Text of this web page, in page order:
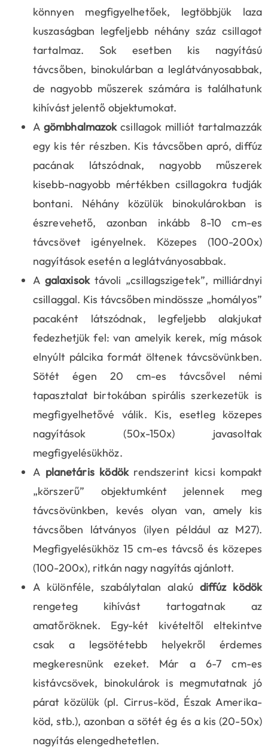
könnyen megfigyelhetőek, legtöbbjük laza
kuszaságban legfeljebb néhány száz csillagot
tartalmaz. Sok esetben kis nagyítású
távcsőben, binokulárban a leglátványosabbak,
de nagyobb műszerek számára is találhatunk
kihívást jelentő objektumokat.
Agömbhalmazokcsillagok milliót tartalmazzák
egy kis tér részben. Kis távcsőben apró, diffúz
pacának látszódnak, nagyobb műszerek
kisebb-nagyobb mértékben csillagokra tudják
bontani. Néhány közülük binokulárokban is
észrevehető, azonban inkább 8-10 cm-es
távcsövet igényelnek. Közepes (100-200x)
nagyítások esetén a leglátványosabbak.
A galaxisoktávoli „csillagszigetek”, milliárdnyi
csillaggal. Kis távcsőben mindössze „homályos”
pacaként látszódnak, legfeljebb alakjukat
fedezhetjük fel: van amelyik kerek, míg mások
elnyúlt pálcika formát öltenek távcsövünkben.
Sötét égen 20 cm-es távcsővel némi
tapasztalat birtokában spirális szerkezetük is
megfigyelhetővé válik. Kis, esetleg közepes
nagyítások (50x-150x) javasoltak
megfigyelésükhöz.
A planetáris ködökrendszerint kicsi kompakt
„körszerű” objektumként jelennek meg
távcsövünkben, kevés olyan van, amely kis
távcsőben látványos (ilyen például az M27).
Megfigyelésükhöz 15 cm-es távcső és közepes
(100-200x), ritkán nagy nagyítás ajánlott.
A különféle, szabálytalan alakú diffúz ködök
rengeteg kihívást tartogatnak az
amatőröknek. Egy-két kivételtől eltekintve
csak a legsötétebb helyekről érdemes
megkeresnünk ezeket. Már a 6-7 cm-es
kistávcsövek, binokulárok is megmutatnak jó
párat közülük (pl. Cirrus-köd, Észak Amerika-
köd, stb.), azonban a sötét ég és a kis (20-50x)
nagyítás elengedhetetlen.